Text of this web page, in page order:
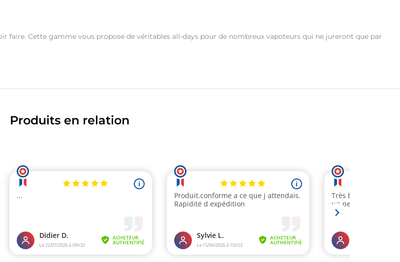
faire. Cette gamme vous propose de véritables all-days pour de nombreux vapoteurs qui ne jureront que par
Produits en relation